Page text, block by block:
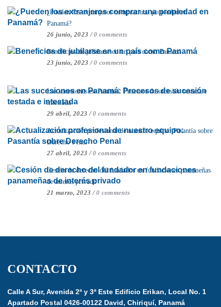
¿Pueden los extranjeros comprar una propiedad en
Panamá?
26 junio, 2023 /0 comments
Beneficios de jubilarse en un país como Panamá
23 junio, 2023 /0 comments
Las sucesiones en Panamá: Procesos de sucesión testada e
intestada
29 abril, 2023 /0 comments
Actualización profesional de nuestro equipo: Pasantía sobre
Derecho Penal
27 abril, 2023 /0 comments
Cesión de derecho del fundador en fundaciones panameñas
de interés privado
21 marzo, 2023 /0 comments
CONTACTO
Calle A Sur, Avenida 2ª y 3ª Este Edificio Erikan, Local No. 1
Apartado Postal 0426-00122 David, Chiriquí, Panamá